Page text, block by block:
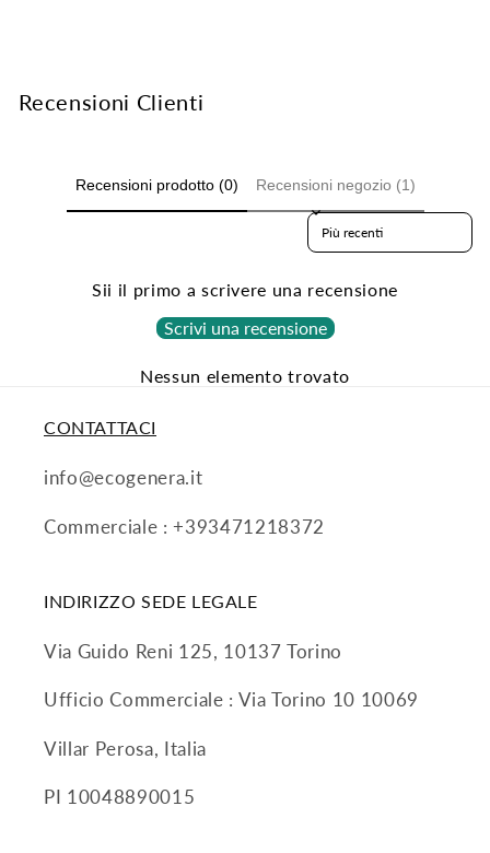
Recensioni Clienti
Recensioni prodotto (0) Recensioni negozio (1)
Sort reviews by
Sii il primo a scrivere una recensione
Scrivi una recensione
Nessun elemento trovato
CONTATTACI
info@ecogenera.it
Commerciale : +393471218372
INDIRIZZO SEDE LEGALE
Via Guido Reni 125, 10137 Torino
Ufficio Commerciale : Via Torino 10 10069
Villar Perosa, Italia
PI 10048890015